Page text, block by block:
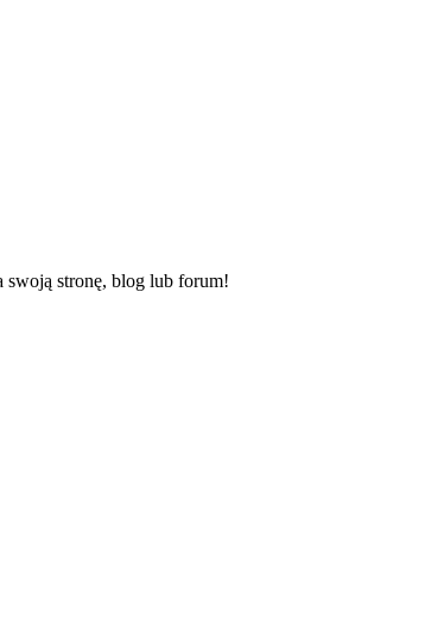
swoją stronę, blog lub forum!